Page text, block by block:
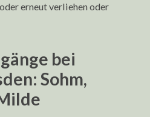
erneut verliehen oder
bei
Sohm,